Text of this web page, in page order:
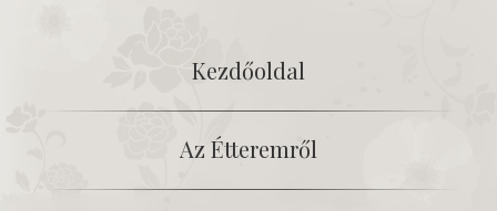
Kezdőoldal
Az Étteremről